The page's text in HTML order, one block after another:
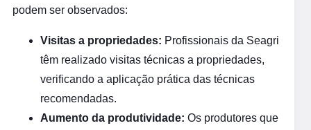
podem ser observados:
Visitas a propriedades: Profissionais da Seagri
têm realizado visitas técnicas a propriedades,
verificando a aplicação prática das técnicas
recomendadas.
Aumento da produtividade: Os produtores que